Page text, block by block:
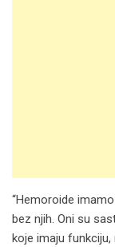
“Hemoroide
bez njih. Oni su
koje imaju